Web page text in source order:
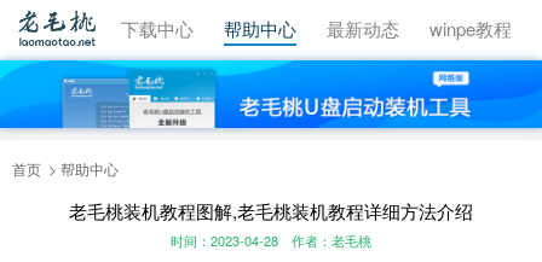
视频教程 下载中心 帮助中心 最新动态 winpe教程
首页 帮助中心
老毛桃装机教程图解,老毛桃装机教程详细方法介绍
时间：2023-04-28 作者：老毛桃